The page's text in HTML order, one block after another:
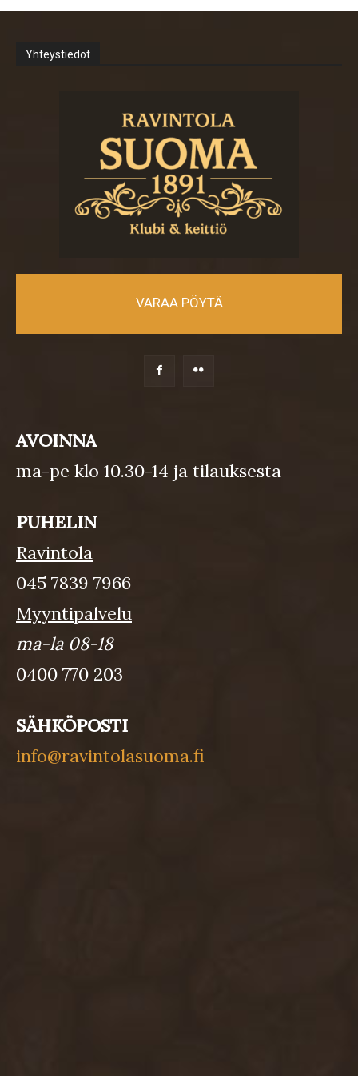
Yhteystiedot
VARAA PÖYTÄ
AVOINNA
ma-pe klo 10.30-14 ja tilauksesta
PUHELIN
Ravintola
045 7839 7966
Myyntipalvelu
ma-la 08-18
0400 770 203
SÄHKÖPOSTI
info@ravintolasuoma.fi